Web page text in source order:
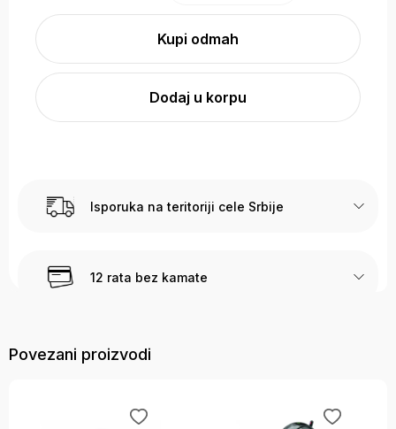
Kupi odmah
Dodaj u korpu
Isporuka na teritoriji cele Srbije
12 rata bez kamate
Sigurna kupovina
Call Centar podška
Povezani proizvodi